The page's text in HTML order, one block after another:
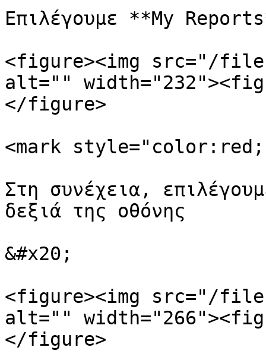
Επιλέγουμε **My
<figure><img src="/files/
alt=""
</figure>
<mark
Στη συνέχεια,
δεξιά της οθόνης
&#x20;
<figure><img src="/files/
alt=""
</figure>